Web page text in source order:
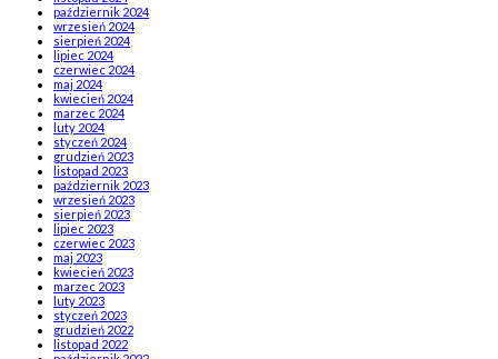
październik 2024
wrzesień 2024
sierpień 2024
lipiec 2024
czerwiec 2024
maj 2024
kwiecień 2024
marzec 2024
luty 2024
styczeń 2024
grudzień 2023
listopad 2023
październik 2023
wrzesień 2023
sierpień 2023
lipiec 2023
czerwiec 2023
maj 2023
kwiecień 2023
marzec 2023
luty 2023
styczeń 2023
grudzień 2022
listopad 2022